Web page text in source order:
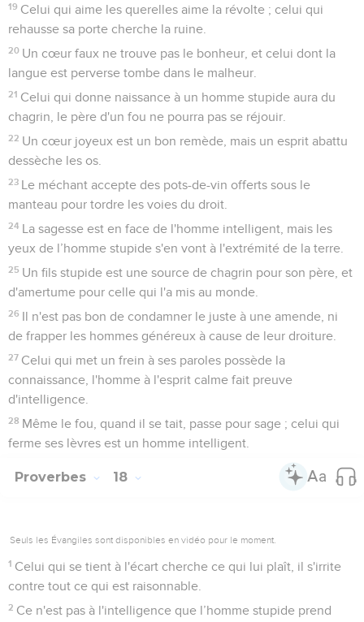
19 Celui qui aime les querelles aime la révolte ; celui qui
rehausse sa porte cherche la ruine.
20 Un cœur faux ne trouve pas le bonheur, et celui dont la
langue est perverse tombe dans le malheur.
21 Celui qui donne naissance à un homme stupide aura du
chagrin, le père d'un fou ne pourra pas se réjouir.
22 Un cœur joyeux est un bon remède, mais un esprit abattu
dessèche les os.
23 Le méchant accepte des pots-de-vin offerts sous le
manteau pour tordre les voies du droit.
24 La sagesse est en face de l'homme intelligent, mais les
yeux de l’homme stupide s'en vont à l'extrémité de la terre.
25 Un fils stupide est une source de chagrin pour son père, et
d'amertume pour celle qui l'a mis au monde.
26 Il n'est pas bon de condamner le juste à une amende, ni
de frapper les hommes généreux à cause de leur droiture.
27 Celui qui met un frein à ses paroles possède la
connaissance, l'homme à l'esprit calme fait preuve
d'intelligence.
28 Même le fou, quand il se tait, passe pour sage ; celui qui
ferme ses lèvres est un homme intelligent.
Proverbes 18
Seuls les Évangiles sont disponibles en vidéo pour le moment.
1 Celui qui se tient à l'écart cherche ce qui lui plaît, il s'irrite
contre tout ce qui est raisonnable.
2 Ce n'est pas à l'intelligence que l’homme stupide prend